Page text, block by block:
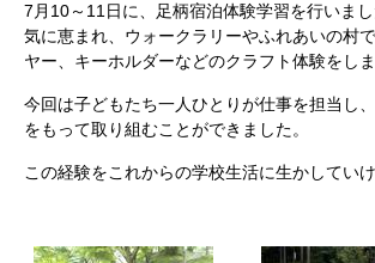
7 月 10～ 11 日に、足柄宿泊体験学習を行いまし
気に恵まれ、ウォークラリーやふれあいの村
ヤー、キーホルダーなどのクラフト体験をしま
今回は子どもたち一人ひとりが仕事を担当し
をもって取り組むことができました。
この経験をこれからの学校生活に生かしてい